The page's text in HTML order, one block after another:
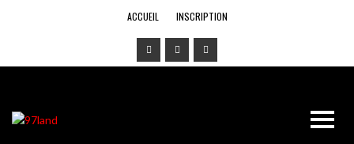
ACCUEIL INSCRIPTION